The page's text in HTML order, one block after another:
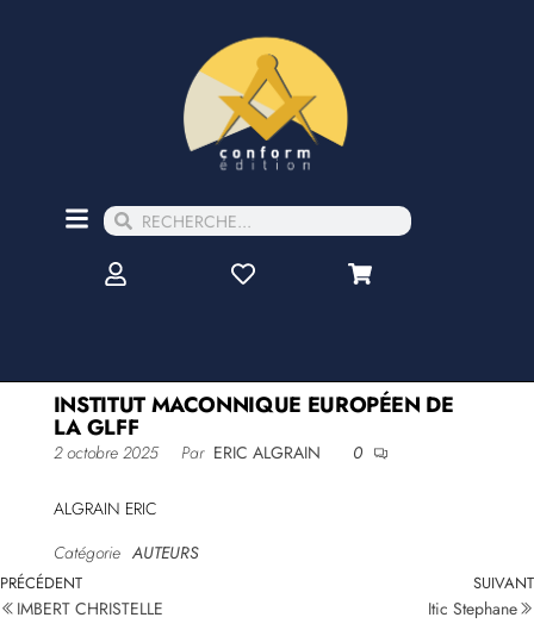
INSTITUT MACONNIQUE EUROPÉEN DE
LA GLFF
2 octobre 2025 Par ERIC ALGRAIN 0
ALGRAIN ERIC
Catégorie AUTEURS
PRÉCÉDENT
IMBERT CHRISTELLE
SUIVANT
Itic Stephane